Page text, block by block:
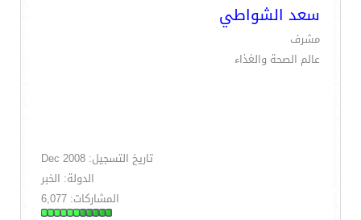
سعد الشواطي
مشرف
عالم الصحة والغذاء
تاريخ التسجيل: Dec 2008
الدولة: الخبر
المشاركات: 6,077